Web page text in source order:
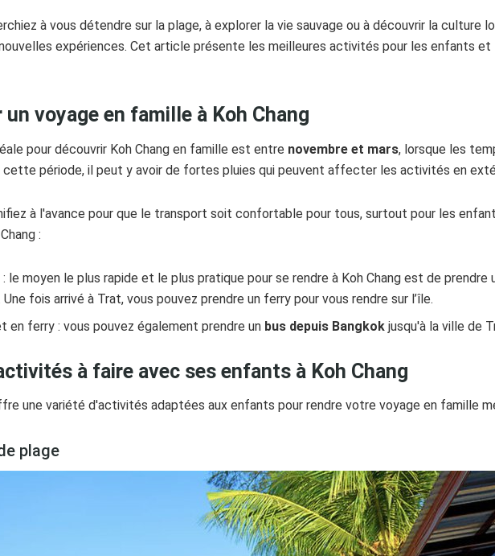
à vous détendre sur la plage, à explorer la vie sauvage ou à découvrir la culture
expériences. Cet article présente les meilleures activités pour les enfants
un voyage en famille à Koh Chang
pour découvrir Koh Chang en famille est entre novembre et mars, lorsque les
cette période, il peut y avoir de fortes pluies qui peuvent affecter les activités en
à l'avance pour que le transport soit confortable pour tous, surtout pour les
:
: le moyen le plus rapide et le plus pratique pour se rendre à Koh Chang est de prendre
. Une fois arrivé à Trat, vous pouvez prendre un ferry pour vous rendre sur l’île.
en ferry : vous pouvez également prendre un bus depuis Bangkokjusqu'à la ville de
à faire avec ses enfants à Koh Chang
une variété d'activités adaptées aux enfants pour rendre votre voyage en famille
plage